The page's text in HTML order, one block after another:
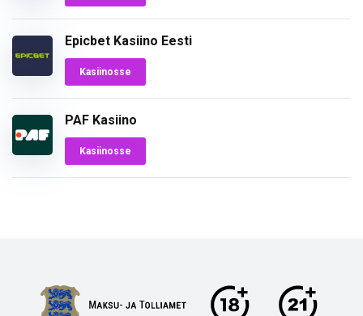
Epicbet Kasiino Eesti
Kasiinosse
PAF Kasiino
Kasiinosse